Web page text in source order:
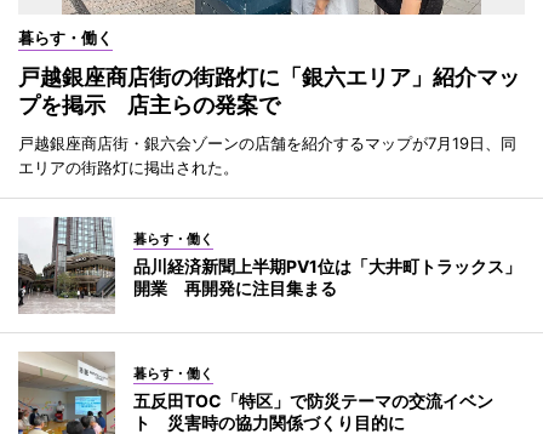
暮らす・働く
戸越銀座商店街の街路灯に「銀六エリア」紹介マッ
プを掲示 店主らの発案で
戸越銀座商店街・銀六会ゾーンの店舗を紹介するマップが7月19日、同
エリアの街路灯に掲出された。
暮らす・働く
品川経済新聞上半期PV1位は「大井町トラックス」
開業 再開発に注目集まる
暮らす・働く
五反田TOC「特区」で防災テーマの交流イベン
ト 災害時の協力関係づくり目的に